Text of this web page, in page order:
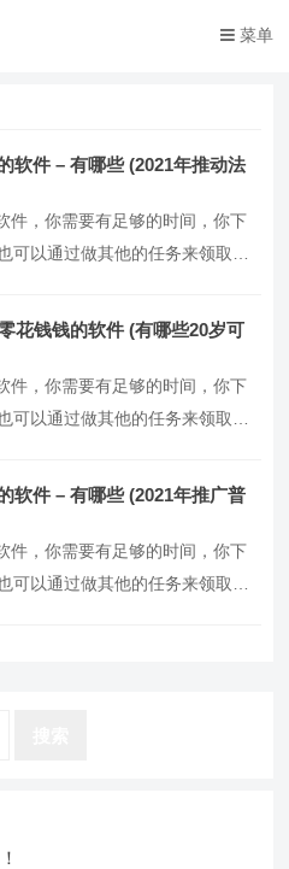
菜单
软件 – 有哪些 (2021年推动法
件，你需要有足够的时间，你下
可以通过做其他的任务来领取奖
有时候也有上线的时候，就是你
了，再到后期你看了很久之后，
的话赚钱也是挺快的，呃，
花钱钱的软件 (有哪些20岁可
件，你需要有足够的时间，你下
可以通过做其他的任务来领取奖
有时候也有上线的时候，就是你
了，再到后期你看了很久之后，
的话赚钱也是挺快的，呃，
软件 – 有哪些 (2021年推广普
件，你需要有足够的时间，你下
可以通过做其他的任务来领取奖